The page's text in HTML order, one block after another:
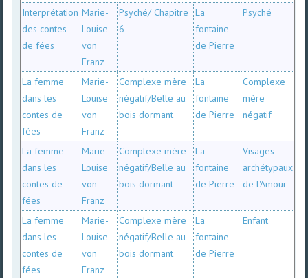
Interprétation
des contes
de fées
Marie-
Louise
von
Franz
Psyché/ Chapitre
6
La
fontaine
de Pierre
Psyché
La femme
dans les
contes de
fées
Marie-
Louise
von
Franz
Complexe mère
négatif/Belle au
bois dormant
La
fontaine
de Pierre
Complexe
mère
négatif
La femme
dans les
contes de
fées
Marie-
Louise
von
Franz
Complexe mère
négatif/Belle au
bois dormant
La
fontaine
de Pierre
Visages
archétypaux
de l'Amour
La femme
dans les
contes de
fées
Marie-
Louise
von
Franz
Complexe mère
négatif/Belle au
bois dormant
La
fontaine
de Pierre
Enfant